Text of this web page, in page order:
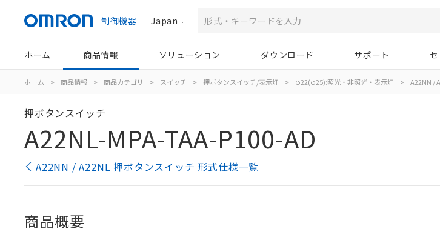
制御機器 Japan
ホーム 商品情報 ソリューション ダウンロード サポート
ホーム > 商品情報 > 商品カテゴリ > スイッチ > 押ボタンスイッチ/表示灯 > φ22(φ25):照光・非照光・表示灯 > A22NN /
押ボタンスイッチ
A22NL-MPA-TAA-P100-AD
A22NN / A22NL 押ボタンスイッチ 形式仕様一覧
商品概要